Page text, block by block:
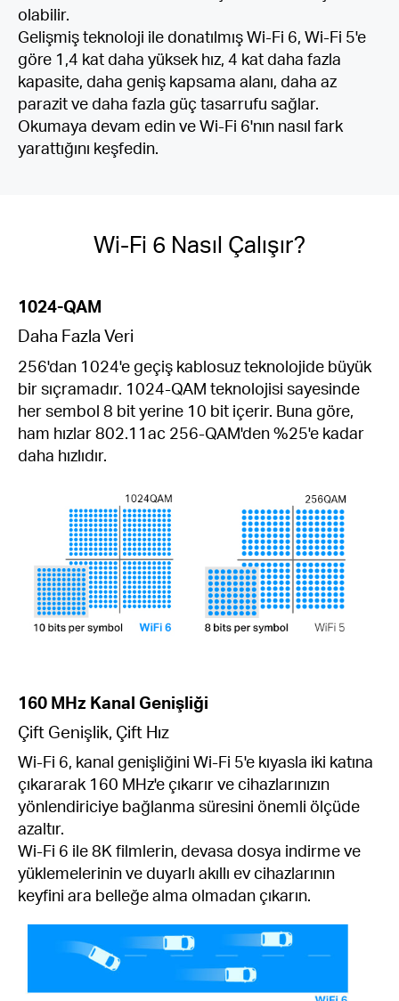
olabilir.
Gelişmiş teknoloji ile donatılmış Wi-Fi 6, Wi-Fi 5'e
göre 1,4 kat daha yüksek hız, 4 kat daha fazla
kapasite, daha geniş kapsama alanı, daha az
parazit ve daha fazla güç tasarrufu sağlar.
Okumaya devam edin ve Wi-Fi 6'nın nasıl fark
yarattığını keşfedin.
Wi-Fi 6 Nasıl Çalışır?
1024-QAM
Daha Fazla Veri
256'dan 1024'e geçiş kablosuz teknolojide büyük
bir sıçramadır. 1024-QAM teknolojisi sayesinde
her sembol 8 bit yerine 10 bit içerir. Buna göre,
ham hızlar 802.11ac 256-QAM'den %25'e kadar
daha hızlıdır.
160 MHz Kanal Genişliği
Çift Genişlik, Çift Hız
Wi-Fi 6, kanal genişliğini Wi-Fi 5'e kıyasla iki katına
çıkararak 160 MHz'e çıkarır ve cihazlarınızın
yönlendiriciye bağlanma süresini önemli ölçüde
azaltır.
Wi-Fi 6 ile 8K filmlerin, devasa dosya indirme ve
yüklemelerinin ve duyarlı akıllı ev cihazlarının
keyfini ara belleğe alma olmadan çıkarın.